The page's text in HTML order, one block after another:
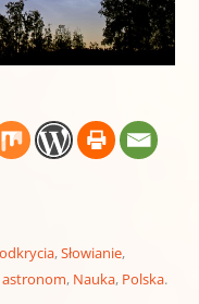
,Słowianie,
astronom, Nauka, Polska.